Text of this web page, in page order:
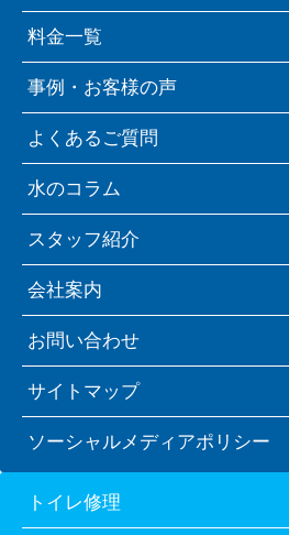
料金一覧
事例・お客様の声
よくあるご質問
水のコラム
スタッフ紹介
会社案内
お問い合わせ
サイトマップ
ソーシャルメディアポリシー
トイレ修理